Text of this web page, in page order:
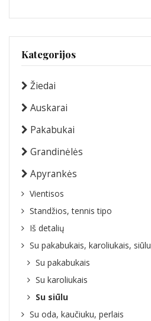
Kategorijos
Žiedai
Auskarai
Pakabukai
Grandinėlės
Apyrankės
Vientisos
Standžios, tennis tipo
Iš detalių
Su pakabukais, karoliukais, siūlu
Su pakabukais
Su karoliukais
Su siūlu
Su oda, kaučiuku, perlais